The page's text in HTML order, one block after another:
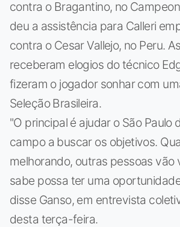
contra o Bragantino, no
deu a assistência para Calleri
contra o Cesar Vallejo, no Peru.
receberam elogios do técnico
fizeram o jogador sonhar com
Seleção Brasileira.
"O principal é ajudar o São Paulo
campo a buscar os objetivos.
melhorando, outras pessoas vão
sabe possa ter uma
disse Ganso, em entrevista
desta terça-feira.